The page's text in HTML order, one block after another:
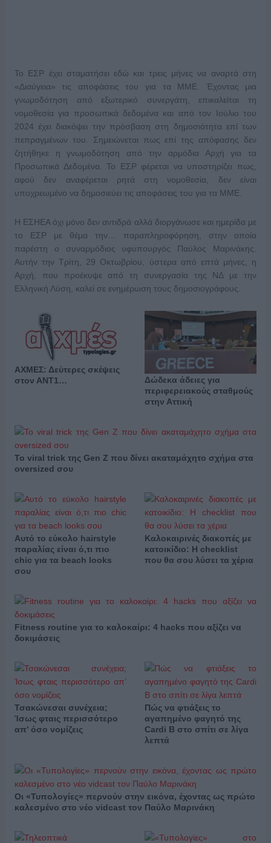
Το ΕΣΡ έχει σταματήσει εδώ και τρεις μήνες να αναρτά στη
«Διαύγεια» τις αποφάσεις του για τα ΜΜΕ. Έχοντας μια
γνωμοδότηση από εξωτερικό συνεργάτη, επικαλείται τη
νομοθεσία για προσωπικά δεδομένα και από τον Ιούλιο του
2024 έχει διακόψει την πρόσβαση στη δημοσιότητα επί των
πεπραγμένων του. Σημειώνεται πως επί της απόφασης δεν
ζητήθηκε η γνωμοδότηση από την αρμόδια Αρχή για τα
Προσωπικά Δεδομένα. Το ΕΣΡ φέρεται να υποστηρίζει πως,
αφού δεν αναφέρεται ρητά στη νομοθεσία, δεν είναι
υποχρεωμένο να δημοσιεύει τις αποφάσεις του για τα ΜΜΕ.
Η ΕΣΗΕΑ όχι μόνο δεν αντιδρά αλλά διοργάνωσε και ημερίδα με
το ΕΣΡ με θέμα την… παραπληροφόρηση, στην οποία
παρέστη ο συναρμόδιος υφυπουργός Παύλος Μαρινάκης.
Αυτήν την Τρίτη, 29 Οκτωβρίου, ύστερα από επτά μήνες, η
Αρχή, που προέκυψε από τη συνεργασία της ΝΔ με την
Ελληνική Λύση, καλεί σε ενημέρωση τους δημοσιογράφους.
ΑΧΜΕΣ: Δεύτερες σκέψεις
στον ΑΝΤ1…
Δώδεκα άδειες για
περιφερειακούς σταθμούς
στην Αττική
Το viral trick της Gen Z που δίνει ακαταμάχητο σχήμα στα
oversized σου
Αυτό το εύκολο hairstyle
παραλίας είναι ό,τι πιο
chic για τα beach looks
σου
Καλοκαιρινές διακοπές με
κατοικίδιο: Η checklist
που θα σου λύσει τα χέρια
Fitness routine για το καλοκαίρι: 4 hacks που αξίζει να
δοκιμάσεις
Τσακώνεσαι συνέχεια;
Ίσως φταις περισσότερο
απ’ όσο νομίζεις
Πώς να φτιάξεις το
αγαπημένο φαγητό της
Cardi B στο σπίτι σε λίγα
λεπτά
Οι «Τυπολογίες» περνούν στην εικόνα, έχοντας ως πρώτο
καλεσμένο στο νέο vidcast τον Παύλο Μαρινάκη